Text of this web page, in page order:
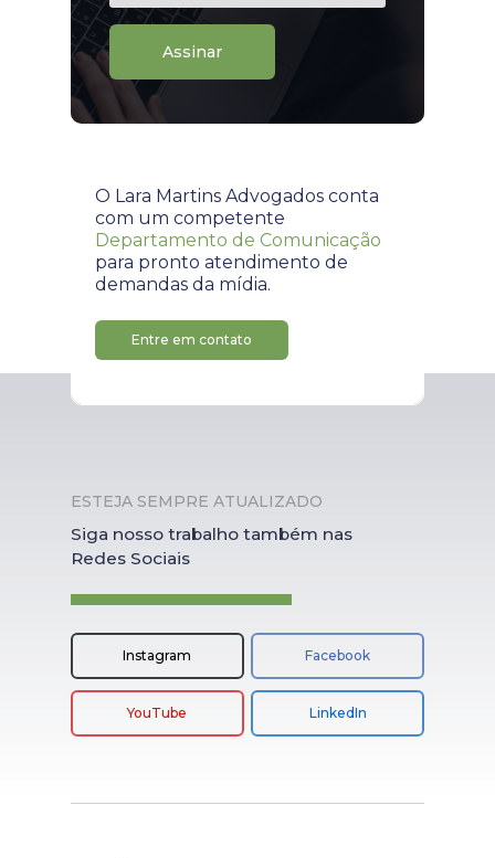
Assinar
O Lara Martins Advogados conta
com um competente
Departamento de Comunicação
para pronto atendimento de
demandas da mídia.
Entre em contato
ESTEJA SEMPRE ATUALIZADO
Siga nosso trabalho também nas
Redes Sociais
Instagram Facebook
YouTube LinkedIn